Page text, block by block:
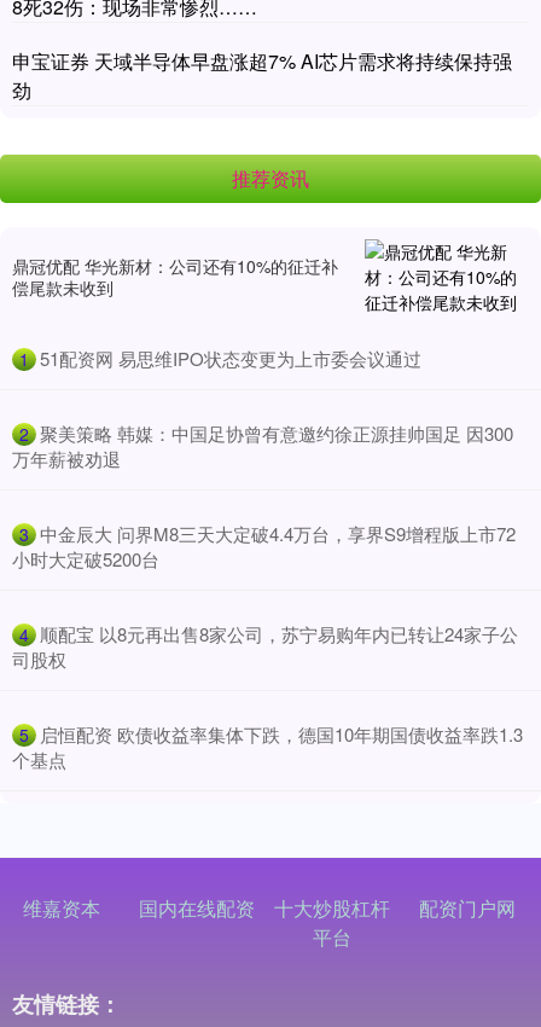
8死32伤：现场非常惨烈……
申宝证券 天域半导体早盘涨超7% AI芯片需求将持续保持强
劲
推荐资讯
鼎冠优配 华光新材：公司还有10%的征迁补
偿尾款未收到
1 ​51配资网 易思维IPO状态变更为上市委会议通过
2 ​聚美策略 韩媒：中国足协曾有意邀约徐正源挂帅国足 因300
万年薪被劝退
3 ​中金辰大 问界M8三天大定破4.4万台，享界S9增程版上市72
小时大定破5200台
4 ​顺配宝 以8元再出售8家公司，苏宁易购年内已转让24家子公
司股权
5 ​启恒配资 欧债收益率集体下跌，德国10年期国债收益率跌1.3
个基点
维嘉资本 国内在线配资
十大炒股杠杆
平台
配资门户网
友情链接：